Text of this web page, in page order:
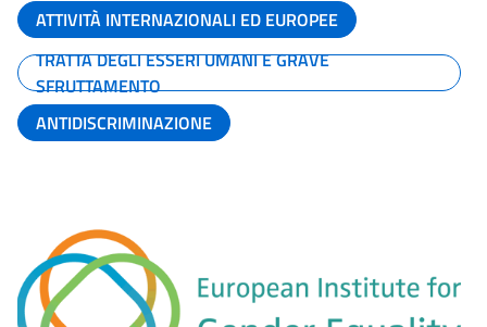
ATTIVITÀ INTERNAZIONALI ED EUROPEE
TRATTA DEGLI ESSERI UMANI E GRAVE
SFRUTTAMENTO
ANTIDISCRIMINAZIONE